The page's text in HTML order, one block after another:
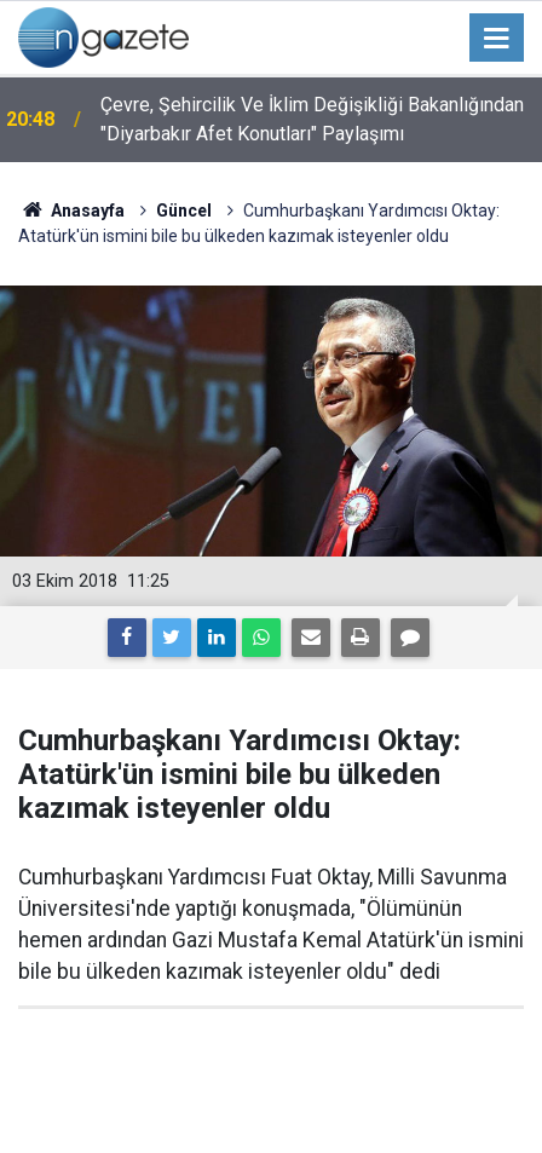
20:48
Çevre, Şehircilik Ve İklim Değişikliği Bakanlığından
"Diyarbakır Afet Konutları" Paylaşımı
Anasayfa Güncel
Cumhurbaşkanı Yardımcısı Oktay:
Atatürk'ün ismini bile bu ülkeden kazımak isteyenler oldu
11:25
03 Ekim 2018
Cumhurbaşkanı Yardımcısı Oktay:
Atatürk'ün ismini bile bu ülkeden
kazımak isteyenler oldu
Cumhurbaşkanı Yardımcısı Fuat Oktay, Milli Savunma
Üniversitesi'nde yaptığı konuşmada, "Ölümünün
hemen ardından Gazi Mustafa Kemal Atatürk'ün ismini
bile bu ülkeden kazımak isteyenler oldu" dedi